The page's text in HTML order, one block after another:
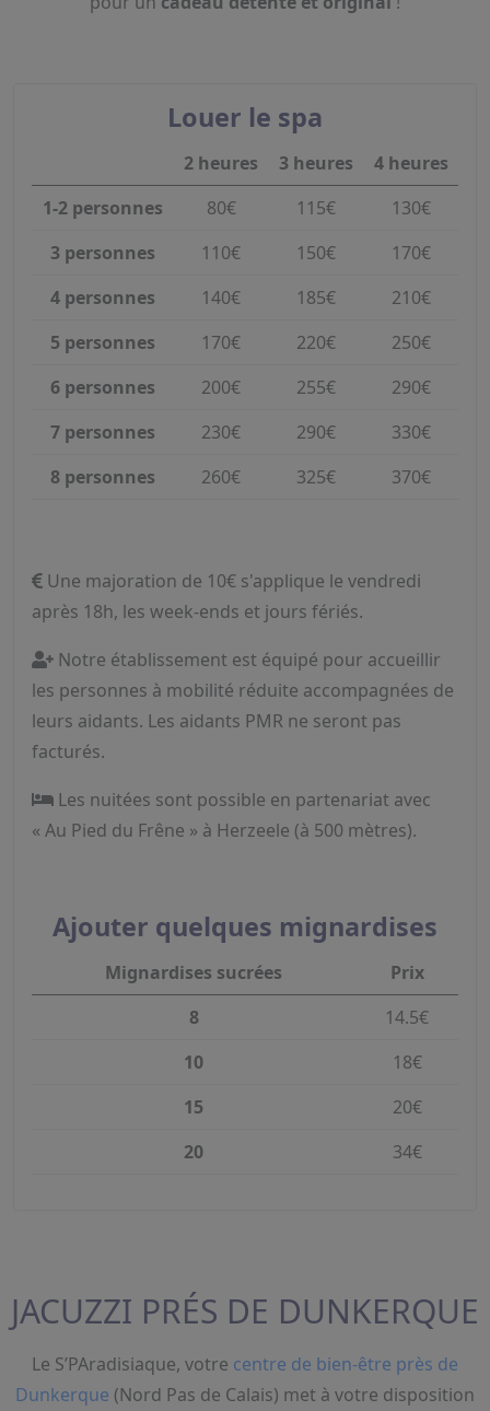
Louer le spa
2 heures 3 heures
4 heures
1-2 personnes
80€ 115€
130€
3 personnes
110€ 150€
170€
4 personnes
140€ 185€
210€
5 personnes
170€ 220€
250€
6 personnes
200€ 255€
290€
7 personnes
230€ 290€
330€
8 personnes
260€ 325€ 370€
Une majoration de 10€ s'applique le vendredi
après 18h, les week-ends et jours fériés.
Notre établissement est équipé pour accueillir
les personnes à mobilité réduite accompagnées de
leurs aidants. Les aidants PMR ne seront pas
facturés.
Les nuitées sont possible en partenariat avec
« Au Pied du Frêne » à Herzeele (à 500 mètres).
Ajouter quelques mignardises
Mignardises sucrées
Prix
8
14.5€
10
18€
15
20€
20
34€
JACUZZI PRÉS DE DUNKERQUE
Le S’PAradisiaque, votre centre de bien-être près de
Dunkerque (Nord Pas de Calais) met à votre disposition